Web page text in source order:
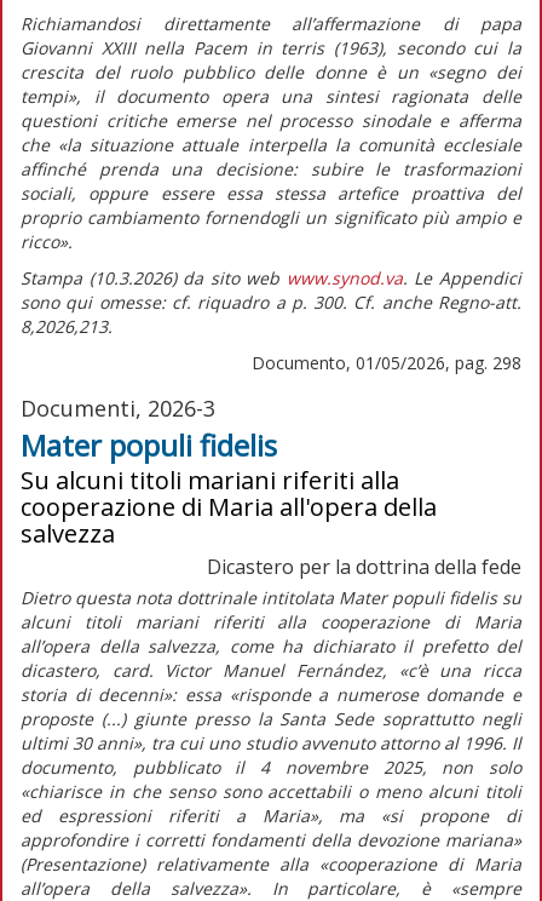
Richiamandosi direttamente all’affermazione di papa
Giovanni XXIII nella Pacem in terris (1963), secondo cui la
crescita del ruolo pubblico delle donne è un «segno dei
tempi», il documento opera una sintesi ragionata delle
questioni critiche emerse nel processo sinodale e afferma
che«la situazione attuale interpella la comunità ecclesiale
affinché prenda una decisione: subire le trasformazioni
sociali, oppure essere essa stessa artefice proattiva del
proprio cambiamento fornendogli un significato più ampio e
ricco».
Stampa (10.3.2026) da sito web www.synod.va. Le Appendici
sono qui omesse: cf. riquadro a p. 300. Cf. anche Regno-att.
8,2026,213.
Documento, 01/05/2026, pag. 298
Documenti, 2026-3
Mater populi fidelis
Su alcuni titoli mariani riferiti alla
cooperazione di Maria all'opera della
salvezza
Dicastero per la dottrina della fede
Dietro questa nota dottrinaleintitolata Mater populi fidelis su
alcuni titoli mariani riferiti alla cooperazione di Maria
all’opera della salvezza, come ha dichiarato il prefetto del
dicastero, card. Victor Manuel Fernández, «c’è una ricca
storia di decenni»: essa«risponde a numerose domande e
proposte (...) giunte presso la Santa Sede soprattutto negli
ultimi 30 anni», tra cui uno studio avvenuto attorno al 1996. Il
documento, pubblicato il 4 novembre 2025, non solo
«chiarisce in che senso sono accettabili o meno alcuni titoli
ed espressioni riferiti a Maria», ma «si propone di
approfondire i corretti fondamenti della devozione mariana»
(Presentazione) relativamente alla «cooperazione di Maria
all’opera della salvezza». In particolare, è«sempre